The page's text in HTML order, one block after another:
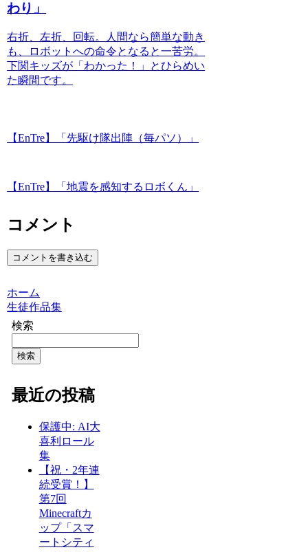
わり」
右折、左折、回転。人間なら簡単な動き
も、ロボットへの命令となると一苦労。
下関キッズが「わかった！」とひらめい
た瞬間です。
【EnTre】「先駆け隊出陣（毎パソ）」
【EnTre】「地震を感知するロボくん」
コメント
コメントを書き込む
ホーム
生徒作品集
検索
検索
最近の投稿
保護中: AI大
喜利ロール
集
【祝・2年連
続受賞！】
第7回
Minecraftカ
ップ「スマ
ートシティ